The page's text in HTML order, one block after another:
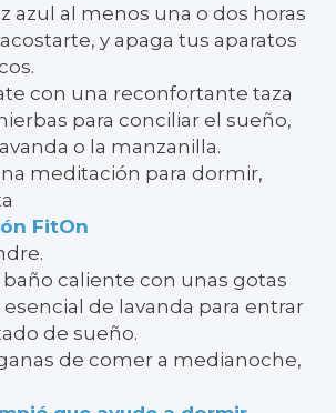
azul al menos una o dos horas
y apaga tus aparatos
con una reconfortante taza
para conciliar el sueño,
o la manzanilla.
meditación para dormir,
FitOn
caliente con unas gotas
de lavanda para entrar
de sueño.
de comer a medianoche,